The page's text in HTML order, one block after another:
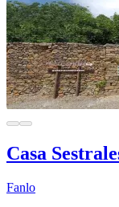
Casa
Fanlo